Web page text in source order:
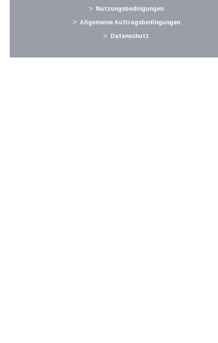
entsprechend hinaufgesetzt wurden. Seit...
empfehlen drucken
Nutzungsbedingungen
Allgemeine Auftragsbedingungen
Datenschutz